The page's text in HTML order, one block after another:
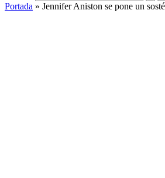
Portada » Jennifer Aniston se pone un